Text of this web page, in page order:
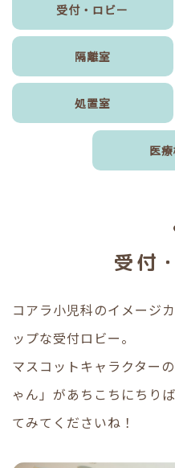
受付・ロビー
隔離室
処置室
医
受付
コアラ小児科のイメージ
ップな受付ロビー。
マスコットキャラクター
ゃん」があちこちにちり
てみてくださいね！